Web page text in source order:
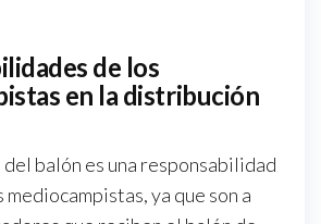
de los
en la distribución
balón es una responsabilidad
ya que son a